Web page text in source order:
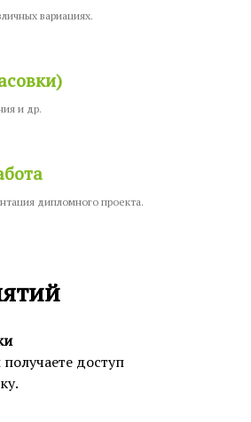
вариациях.
и др.
дипломного проекта.
доступ